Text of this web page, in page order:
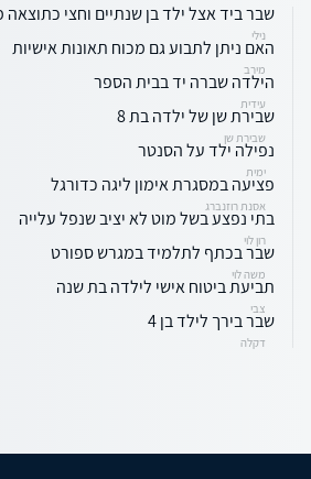
שבר ביד אצל ילד בן שנתיים וחצי כתוצאה
נילי
האם ניתן לתבוע גם מכוח תאונות אישיות
מירב
הילדה שברה יד בבית הספר
עידית
שבירת שן של ילדה בת 8
שבירת שן
נפילה ילד על הסנטר
ימית
פציעה במסגרת אימון ליגה כדורגל
אסנת רוזנברג
בתי נפצע בשל מוט לא יציב שנפל עלייה
רון לוי
שבר בכתף לתלמיד במגרש ספורט
משה לוי
תביעת ביטוח אישי לילדה בת שנה
צבי
שבר בירך לילד בן 4
דקלה